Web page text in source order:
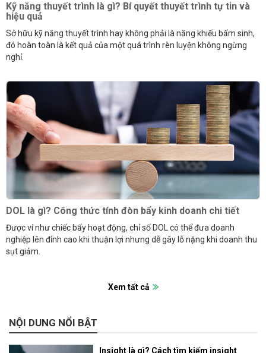
Kỹ năng thuyết trình là gì? Bí quyết thuyết trình tự tin và
hiệu quả
Sở hữu kỹ năng thuyết trình hay không phải là năng khiếu bẩm sinh,
đó hoàn toàn là kết quả của một quá trình rèn luyện không ngừng
nghỉ.
DOL là gì? Công thức tính đòn bẩy kinh doanh chi tiết
Được ví như chiếc bẩy hoạt động, chỉ số DOL có thể đưa doanh
nghiệp lên đỉnh cao khi thuận lợi nhưng dễ gây lỗ nặng khi doanh thu
sụt giảm.
Xem tất cả
NỘI DUNG NỔI BẬT
Insight là gì? Cách tìm kiếm insight